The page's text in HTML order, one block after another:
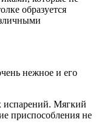
образуется
нежное и его
испарений. Мягкий
приспособления не